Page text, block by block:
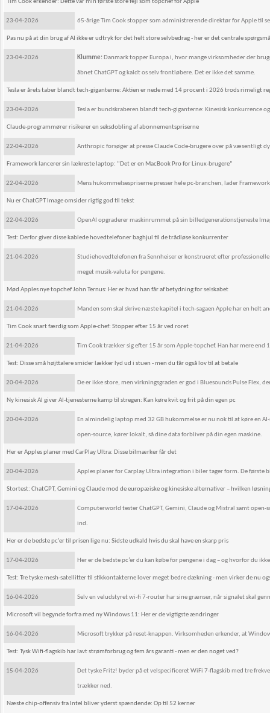
Tim Cook erkender: Dette var min første store fejl som topchef for Apple
23-04-2026 65-årige Tim Cook stopper som administrerende direktør for Apple til
Pas nu på at din brug af AI ikke er udtryk for det helt store selvbedrag - her er det centrale
23-04-2026 Klumme: Danmark topper Europa i, hvor mange virksomheder der
åbnet ChatGPT og kaldt os selv frontløbere. Det er ikke det samme.
Tesla er årets taber blandt tech-giganterne: Aktien er nede med 14 procent i 2026 trods rimeligt
23-04-2026 Tesla er bundskraberen blandt tech-giganterne: Kinesisk konkurrence
Claude-programmører risikerer en seksdobling af abonnementspriserne
22-04-2026 Anthropic forsøger at presse Claude Code-brugere over på væsentligt
Framework lancerer sin lækreste laptop: ”Det er en MacBook Pro for Linux-brugere”
22-04-2026 Mens hukommelsespriserne presser hele pc-branchen, lader
Nu er ChatGPT Image omsider rigtig god til tekst
22-04-2026 OpenAI opgraderer maskinrummet på sin billedgenerationstjeneste
Test: Derfor giver disse kablede hovedtelefoner baghjul til de trådløse konkurrenter
21-04-2026 Studiehovedtelefonen fra Sennheiser er konstrueret efter
meget musik-valuta for pengene.
Mød Apples nye topchef John Ternus: Her er hvad han får af betydning for selskabet
21-04-2026 Manden som skal skrive næste kapitel i tech-sagaen Apple har en helt
Tim Cook snart færdig som Apple-chef: Stopper efter 15 år ved roret
21-04-2026 Tim Cook trækker sig efter 15 år som Apple-topchef. Han har mere
Test: Disse små højttalere smider lækker lyd ud i stuen - men du får også lov til at betale
20-04-2026 De er ikke store, men virkningsgraden er god i Bluesounds Pulse Flex,
Ny kinesisk AI giver AI-tjenesterne kamp til stregen: Kan køre kvit og frit på din egen pc
20-04-2026 En almindelig laptop med 32 GB hukommelse er nu nok til at køre en
open-source, kører lokalt, så dine data forbliver på din egen maskine.
Her er Apples planer med CarPlay Ultra: Disse bilmærker får det
20-04-2026 Apples planer for Carplay Ultra integration i biler tager form. De første
Stortest: ChatGPT, Gemini og Claude mod de europæiske og kinesiske alternativer – hvilken
17-04-2026 Computerworld tester ChatGPT, Gemini, Claude og Mistral samt
ind.
Her er de bedste pc’er til prisen lige nu: Sidste udkald hvis du skal have en skarp pris
17-04-2026 Her er de bedste pc’er du kan købe for pengene i dag – og hvorfor du
Test: Tre tyske mesh-satellitter til stikkontakterne lover meget bedre dækning - men virker de nu
16-04-2026 Selv en veludstyret wi-fi 7-router har sine grænser, når signalet skal
Microsoft vil begynde forfra med ny Windows 11: Her er de vigtigste ændringer
16-04-2026 Microsoft trykker på reset-knappen. Virksomheden erkender, at
Test: Tysk Wifi-flagskib har lavt strømforbrug og fem års garanti - men er den noget ved?
15-04-2026 Det tyske Fritz! byder på et velspecificeret WiFi 7-flagskib med tre
trækker ned.
Næste chip-offensiv fra Intel bliver yderst spændende: Op til 52 kerner